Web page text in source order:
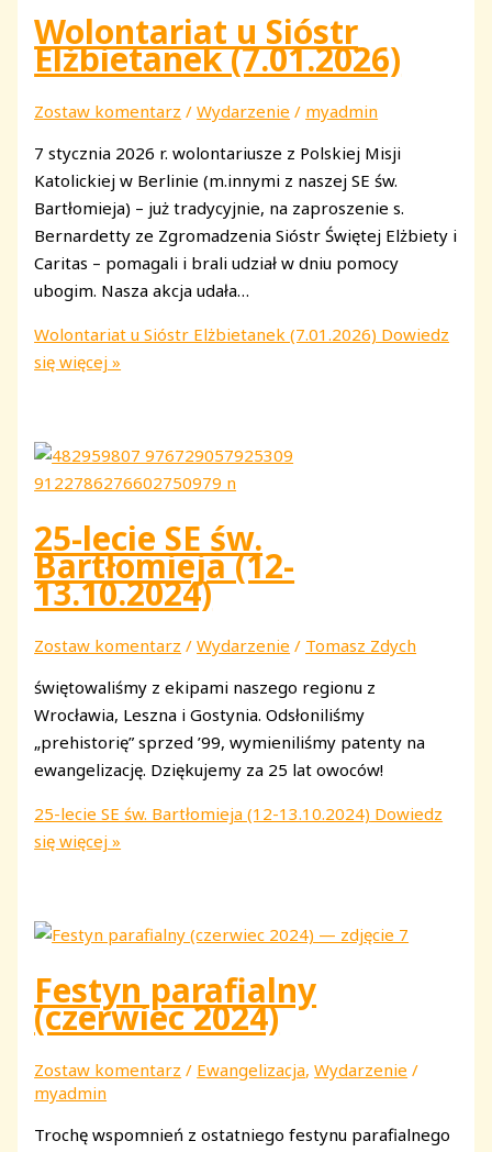
Wolontariat u Sióstr
Elżbietanek (7.01.2026)
Zostaw komentarz /Wydarzenie / myadmin
7 stycznia 2026 r. wolontariusze z Polskiej Misji
Katolickiej w Berlinie (m.innymi z naszej SE św.
Bartłomieja) – już tradycyjnie, na zaproszenie s.
Bernardetty ze Zgromadzenia Sióstr Świętej Elżbiety i
Caritas – pomagali i brali udział w dniu pomocy
ubogim. Nasza akcja udała…
Wolontariat u Sióstr Elżbietanek (7.01.2026) Dowiedz
się więcej »
25-lecie SE św.
Bartłomieja (12-
13.10.2024)
Zostaw komentarz /Wydarzenie / Tomasz Zdych
świętowaliśmy z ekipami naszego regionu z
Wrocławia, Leszna i Gostynia. Odsłoniliśmy
„prehistorię” sprzed ’99, wymieniliśmy patenty na
ewangelizację. Dziękujemy za 25 lat owoców!
25-lecie SE św. Bartłomieja (12-13.10.2024) Dowiedz
się więcej »
Festyn parafialny
(czerwiec 2024)
Zostaw komentarz / Ewangelizacja,Wydarzenie /
myadmin
Trochę wspomnień z ostatniego festynu parafialnego